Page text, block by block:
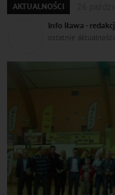
AKTUALNOŚCI
Info Iława -
ostatnie aktualności ‹